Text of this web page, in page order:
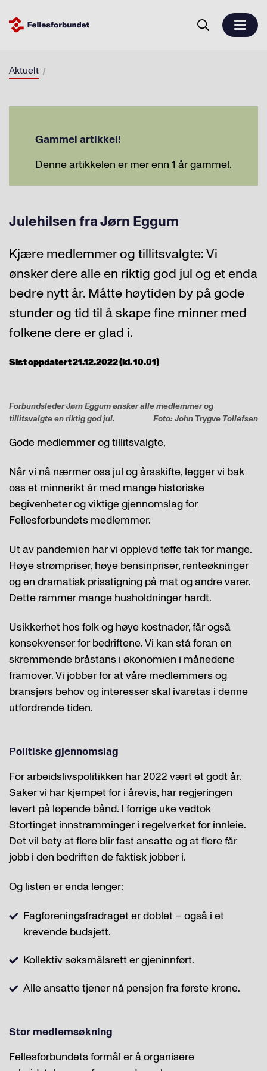
Aktuelt
Gammel artikkel!
Denne artikkelen er mer enn 1 år gammel.
Julehilsen fra Jørn Eggum
Kjære medlemmer og tillitsvalgte: Vi
ønsker dere alle en riktig god jul og et enda
bedre nytt år. Måtte høytiden by på gode
stunder og tid til å skape fine minner med
folkene dere er glad i.
Sist oppdatert 21.12.2022 (kl. 10.01)
Forbundsleder Jørn Eggum ønsker alle medlemmer og
tillitsvalgte en riktig god jul.
Foto: John Trygve Tollefsen
Gode medlemmer og tillitsvalgte,
Når vi nå nærmer oss jul og årsskifte, legger vi bak
oss et minnerikt år med mange historiske
begivenheter og viktige gjennomslag for
Fellesforbundets medlemmer.
Ut av pandemien har vi opplevd tøffe tak for mange.
Høye strømpriser, høye bensinpriser, renteøkninger
og en dramatisk prisstigning på mat og andre varer.
Dette rammer mange husholdninger hardt.
Usikkerhet hos folk og høye kostnader, får også
konsekvenser for bedriftene. Vi kan stå foran en
skremmende bråstans i økonomien i månedene
framover. Vi jobber for at våre medlemmers og
bransjers behov og interesser skal ivaretas i denne
utfordrende tiden.
Politiske gjennomslag
For arbeidslivspolitikken har 2022 vært et godt år.
Saker vi har kjempet for i årevis, har regjeringen
levert på løpende bånd. I forrige uke vedtok
Stortinget innstramminger i regelverket for innleie.
Det vil bety at flere blir fast ansatte og at flere får
jobb i den bedriften de faktisk jobber i.
Og listen er enda lenger:
Fagforeningsfradraget er doblet – også i et
krevende budsjett.
Kollektiv søksmålsrett er gjeninnført.
Alle ansatte tjener nå pensjon fra første krone.
Stor medlemsøkning
Fellesforbundets formål er å organisere